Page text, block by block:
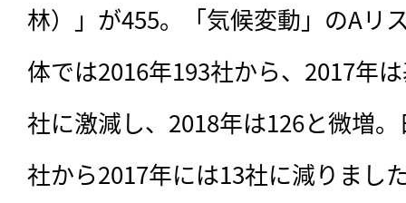
林）」が455。「気候変動」のAリ
体では2016年193社から、2017年
社に激減し、2018年は126と微増
社から2017年には13社に減りまし